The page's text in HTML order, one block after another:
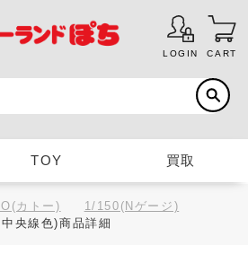
LOGIN CART
TOY 買取
カトー)
1/150(Nゲージ)
央線色)商品詳細